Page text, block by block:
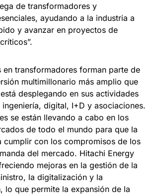
de transformadores y
ayudando a la industria a
y avanzar en proyectos de
en transformadores forman parte de
multimillonario más amplio que
desplegando en sus actividades
digital, I+D y asociaciones.
se están llevando a cabo en los
de todo el mundo para que la
cumplir con los compromisos de los
del mercado. Hitachi Energy
mejoras en la gestión de la
la digitalización y la
lo que permite la expansión de la